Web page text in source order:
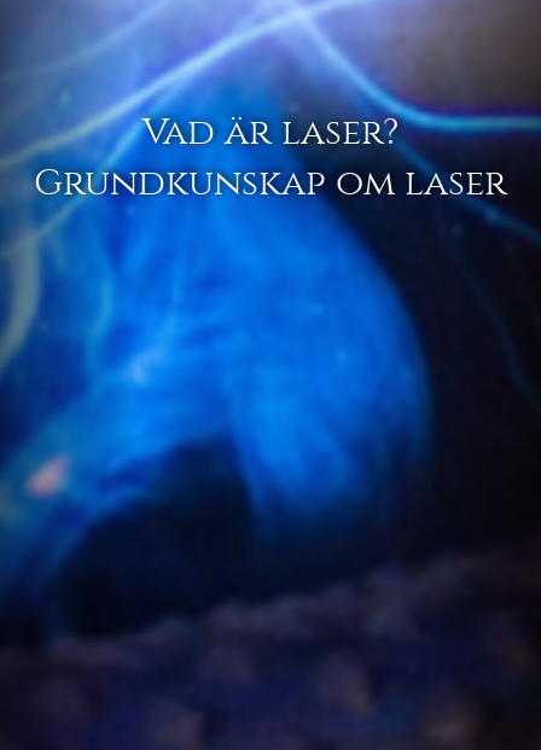
Vad är laser?
Grundkunskap om laser